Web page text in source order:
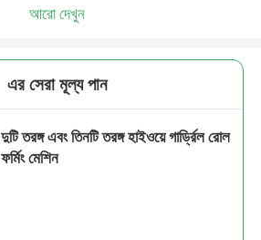
আরো দেখুন
এর সেরা মূল্য পান
দুটি তরঙ্গ এবং তিনটি তরঙ্গ হাইওয়ে গার্ড্রিল রোল
ফর্মিং মেশিন